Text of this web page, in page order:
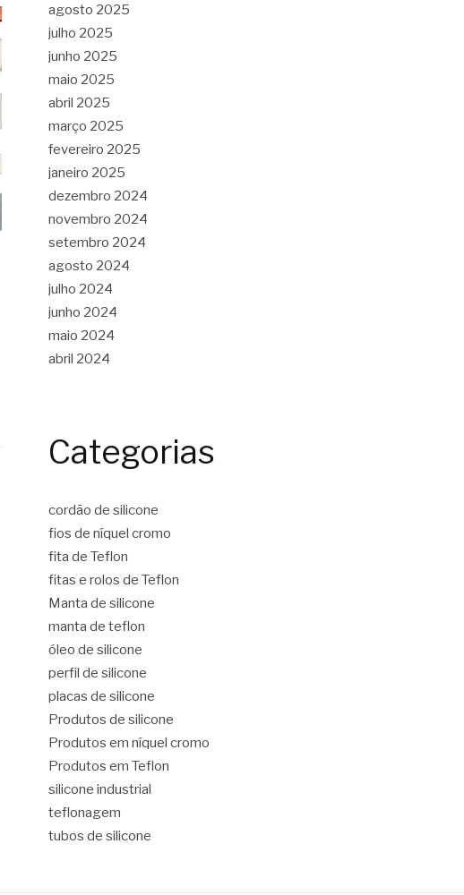
agosto 2025
julho 2025
junho 2025
maio 2025
abril 2025
março 2025
fevereiro 2025
janeiro 2025
dezembro 2024
novembro 2024
setembro 2024
agosto 2024
julho 2024
junho 2024
maio 2024
abril 2024
Categorias
cordão de silicone
fios de níquel cromo
fita de Teflon
fitas e rolos de Teflon
Manta de silicone
manta de teflon
óleo de silicone
perfil de silicone
placas de silicone
Produtos de silicone
Produtos em níquel cromo
Produtos em Teflon
silicone industrial
teflonagem
tubos de silicone